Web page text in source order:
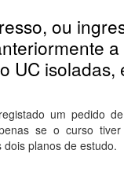
ou
UC
um pedido
se o curso
planos de estudo.